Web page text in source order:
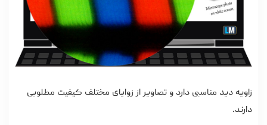
زاویه دید مناسبی دارد و تصاویر از زوایای مختلف کیفیت مطلوبی
دارند.